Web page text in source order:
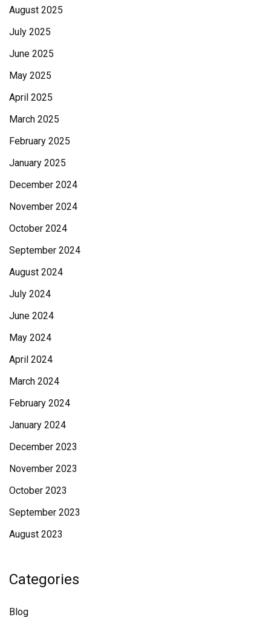
August 2025
July 2025
June 2025
May 2025
April 2025
March 2025
February 2025
January 2025
December 2024
November 2024
October 2024
September 2024
August 2024
July 2024
June 2024
May 2024
April 2024
March 2024
February 2024
January 2024
December 2023
November 2023
October 2023
September 2023
August 2023
Categories
Blog